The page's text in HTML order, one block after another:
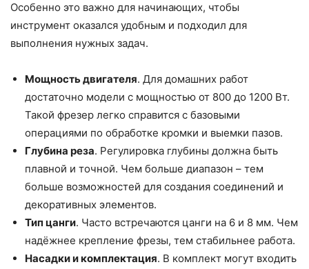
Особенно это важно для начинающих, чтобы
инструмент оказался удобным и подходил для
выполнения нужных задач.
Мощность двигателя. Для домашних работ
достаточно модели с мощностью от 800 до 1200 Вт.
Такой фрезер легко справится с базовыми
операциями по обработке кромки и выемки пазов.
Глубина реза. Регулировка глубины должна быть
плавной и точной. Чем больше диапазон – тем
больше возможностей для создания соединений и
декоративных элементов.
Тип цанги. Часто встречаются цанги на 6 и 8 мм. Чем
надёжнее крепление фрезы, тем стабильнее работа.
Насадки и комплектация. В комплект могут входить